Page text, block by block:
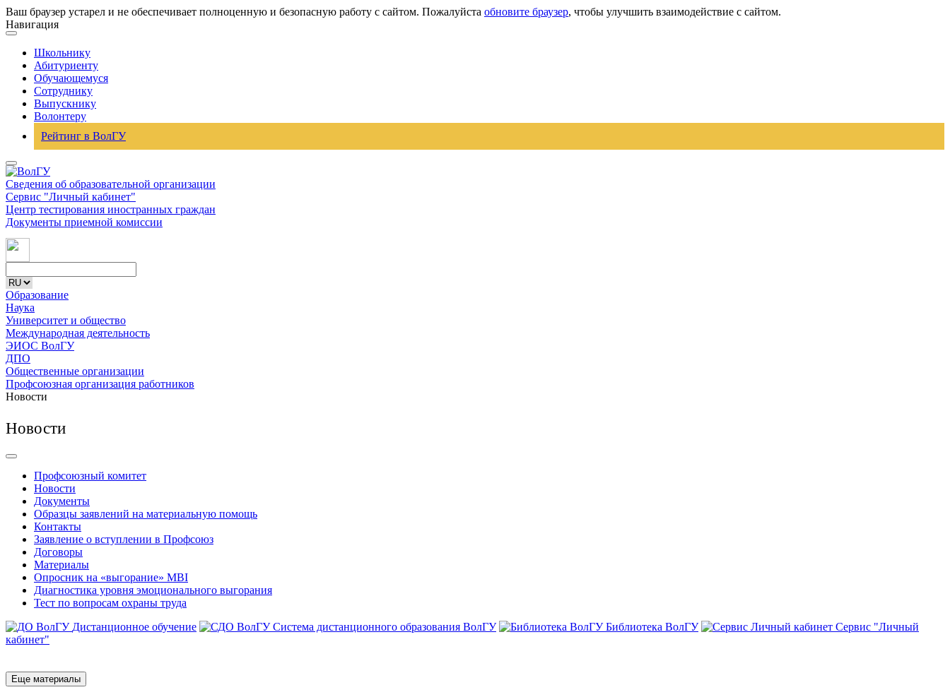
Ваш браузер устарел и не обеспечивает полноценную и безопасную работу с сайтом. Пожалуйста обновите браузер, чтобы улучшить взаимодействие с сайтом.
Навигация
Школьнику
Абитуриенту
Обучающемуся
Сотруднику
Выпускнику
Волонтеру
Рейтинг в ВолГУ
Сведения об образовательной организации
Сервис "Личный кабинет"
Центр тестирования иностранных граждан
Документы приемной комиссии
Образование
Наука
Университет и общество
Международная деятельность
ЭИОС ВолГУ
ДПО
Общественные организации
Профсоюзная организация работников
Новости
Новости
Профсоюзный комитет
Новости
Документы
Образцы заявлений на материальную помощь
Контакты
Заявление о вступлении в Профсоюз
Договоры
Материалы
Опросник на «выгорание» MBI
Диагностика уровня эмоционального выгорания
Тест по вопросам охраны труда
Дистанционное обучение
Система дистанционного образования ВолГУ Библиотека ВолГУ
Сервис "Личный
кабинет"
Еще материалы